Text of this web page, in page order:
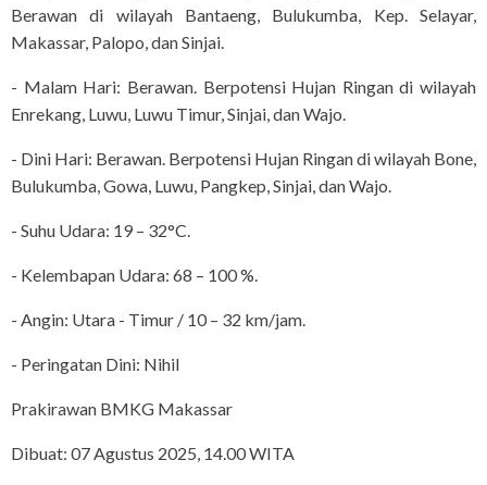
Berawan di wilayah Bantaeng, Bulukumba, Kep. Selayar,
Makassar, Palopo, dan Sinjai.
- Malam Hari: Berawan. Berpotensi Hujan Ringan di wilayah
Enrekang, Luwu, Luwu Timur, Sinjai, dan Wajo.
- Dini Hari: Berawan. Berpotensi Hujan Ringan di wilayah Bone,
Bulukumba, Gowa, Luwu, Pangkep, Sinjai, dan Wajo.
- Suhu Udara: 19 – 32°C.
- Kelembapan Udara: 68 – 100 %.
- Angin: Utara - Timur / 10 – 32 km/jam.
- Peringatan Dini: Nihil
Prakirawan BMKG Makassar
Dibuat: 07 Agustus 2025, 14.00 WITA